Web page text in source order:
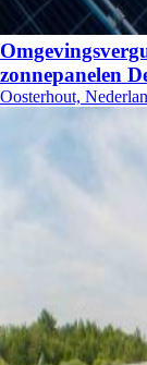
zonnepanelen
Oosterhout,